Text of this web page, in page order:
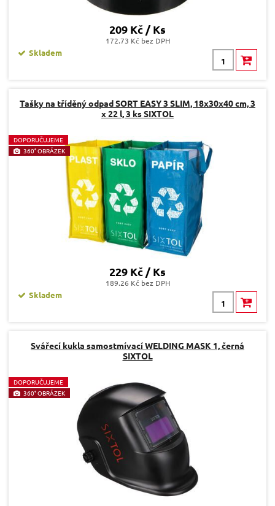
209 Kč / Ks
172.73 Kč bez DPH
Skladem
Tašky na tříděný odpad SORT EASY 3 SLIM, 18x30x40 cm, 3
x 22 l, 3 ks SIXTOL
DOPORUČUJEME
360° OBRÁZEK
229 Kč / Ks
189.26 Kč bez DPH
Skladem
Svářecí kukla samostmívací WELDING MASK 1, černá
SIXTOL
DOPORUČUJEME
360° OBRÁZEK